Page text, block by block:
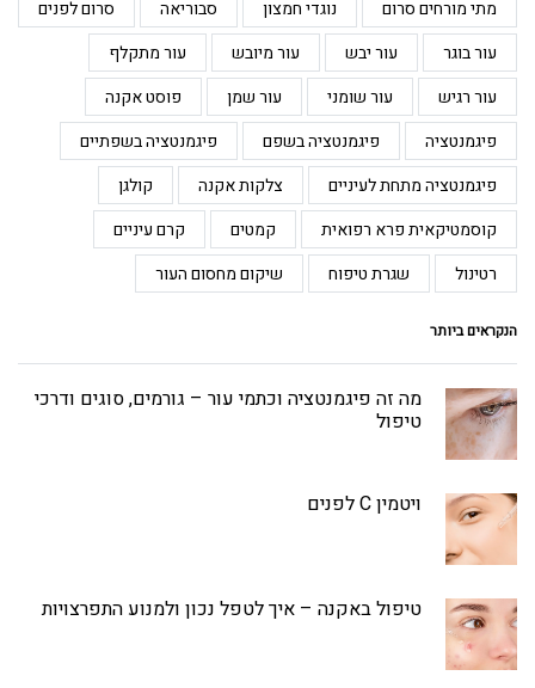
מתי מורחים סרום
נוגדי חמצון סבוריאה
סרום לפנים
עור בוגר
עור יבש עור מיובש
עור מתקלף
עור רגיש
עור שומני עור שמן
פוסט אקנה
פיגמנטציה
פיגמנטציה בשפם
פיגמנטציה בשפתיים
פיגמנטציה מתחת לעיניים
צלקות אקנה
קולגן
קוסמטיקאית פרא רפואית
קמטים
קרם עיניים
רטינול
שגרת טיפוח שיקום מחסום העור
הנקראים ביותר
מה זה פיגמנטציה וכתמי עור – גורמים, סוגים ודרכי
טיפול
ויטמין C לפנים
טיפול באקנה – איך לטפל נכון ולמנוע התפרצויות